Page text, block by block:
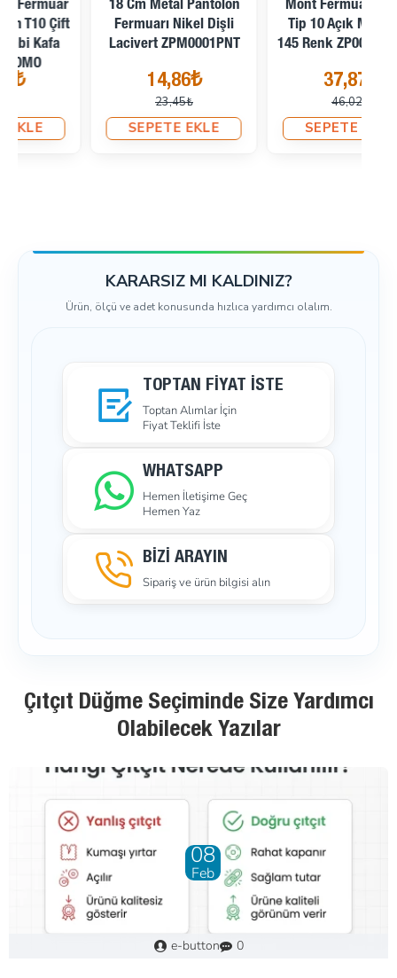
Mont Fermuarı 65 Cm
Tip 10 Açık Mavi SBS
145 Renk ZP0003PROMO
SEPETE EKLE
Mont Fermuarı 70 Cm
Tip 10 Lacivert SBS 168
Renk ZP0004PROMO
SEPETE EKLE
KARARSIZ MI KALDINIZ?
Ürün, ölçü ve adet konusunda hızlıca yardımcı olalım.
TOPTAN FIYAT İSTE
Toptan Alımlar İçin
Fiyat Teklifi İste
WHATSAPP
Hemen İletişime Geç
Hemen Yaz
BİZİ ARAYIN
Sipariş ve ürün bilgisi alın
Çıtçıt Düğme Seçiminde Size Yardımcı
Olabilecek Yazılar
01
May
Murat 3